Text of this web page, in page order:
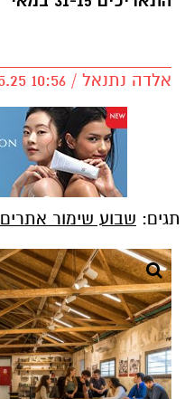
אלדה נתנאל / 10:56 05.05.25
תגים: שבוע שימור אתרים